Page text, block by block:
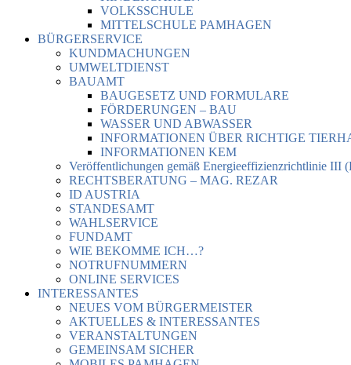
VOLKSSCHULE
MITTELSCHULE PAMHAGEN
BÜRGERSERVICE
KUNDMACHUNGEN
UMWELTDIENST
BAUAMT
BAUGESETZ UND FORMULARE
FÖRDERUNGEN – BAU
WASSER UND ABWASSER
INFORMATIONEN ÜBER RICHTIGE
INFORMATIONEN KEM
Veröffentlichungen gemäß Energieeffizienzrichtlinie III
RECHTSBERATUNG – MAG. REZAR
ID AUSTRIA
STANDESAMT
WAHLSERVICE
FUNDAMT
WIE BEKOMME ICH…?
NOTRUFNUMMERN
ONLINE SERVICES
INTERESSANTES
NEUES VOM BÜRGERMEISTER
AKTUELLES & INTERESSANTES
VERANSTALTUNGEN
GEMEINSAM SICHER